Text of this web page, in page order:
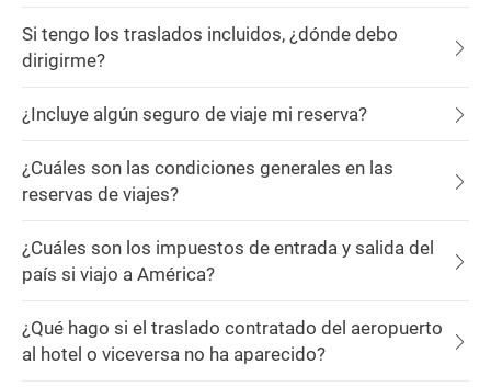
Si tengo los traslados incluidos, ¿dónde debo
dirigirme?
¿Incluye algún seguro de viaje mi reserva?
¿Cuáles son las condiciones generales en las
reservas de viajes?
¿Cuáles son los impuestos de entrada y salida del
país si viajo a América?
¿Qué hago si el traslado contratado del aeropuerto
al hotel o viceversa no ha aparecido?